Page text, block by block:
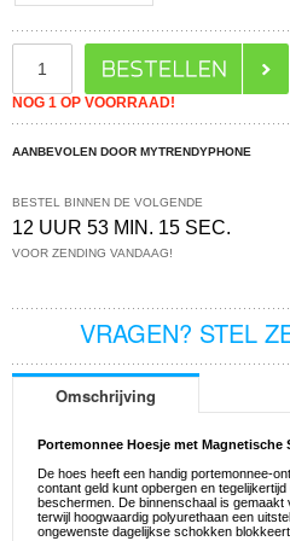
NOG 1 OP VOORRAAD!
AANBEVOLEN DOOR MYTRENDYPHONE
BESTEL BINNEN DE VOLGENDE
12 UUR 53 MIN. 15 SEC.
VOOR ZENDING VANDAAG!
VRAGEN? STEL
Omschrijving
Portemonnee Hoesje met
De hoes heeft een handig portemonnee-
contant geld kunt opbergen en
beschermen. De binnenschaal is gemaakt
terwijl hoogwaardig polyurethaan een
ongewenste dagelijkse schokken blokkeert.